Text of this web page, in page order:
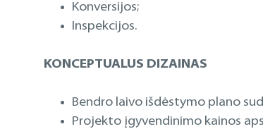
Konversijos;
Inspekcijos.
KONCEPTUALUS DIZAINAS
Bendro laivo išdėstymo plano
Projekto įgyvendinimo kainos